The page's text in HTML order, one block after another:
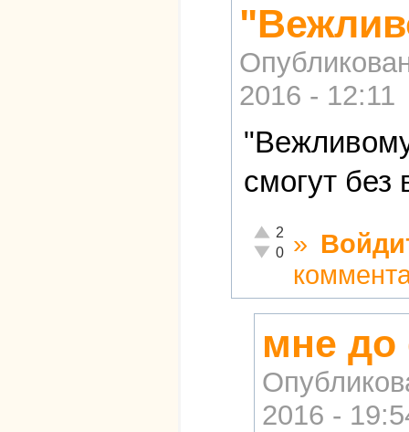
2016 - 12:11
смогут без
Отлично!
2
Неадекватно!
0 »
мне до
2016 -